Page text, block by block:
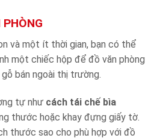
và một ít thời gian, bạn có thể
một chiếc hộp để đồ văn phòng
bán ngoài thị trường.
tự như cách tái chế bìa
thước hoặc khay đựng giấy tờ.
thước sao cho phù hợp với đồ